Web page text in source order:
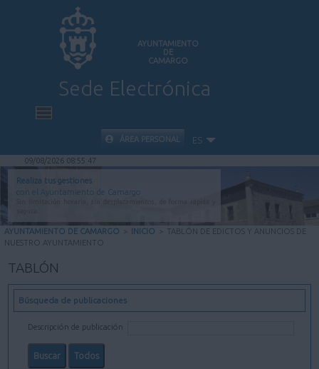
AYUNTAMIENTO
DE
CAMARGO
Sede Electrónica
INICIO
INFORMACIÓN PÚBLICA
CARPETA CIUDADANA
VALIDACIÓN DE DOCUMENTOS
AYUDA
ÁREA PERSONAL ES
09/08/2026 08:55:48
Realiza tus gestiones
con el Ayuntamiento de Camargo
AYUNTAMIENTO DE CAMARGO > INICIO > TABLÓN DE EDICTOS Y ANUNCIOS DE
NUESTRO AYUNTAMIENTO
TABLÓN
Búsqueda de publicaciones
Descripción de publicación